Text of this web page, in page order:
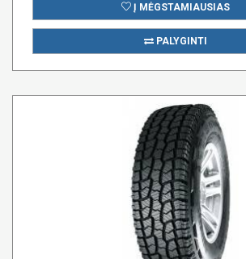
Į MĖGSTAMIAUSIAS
PALYGINTI